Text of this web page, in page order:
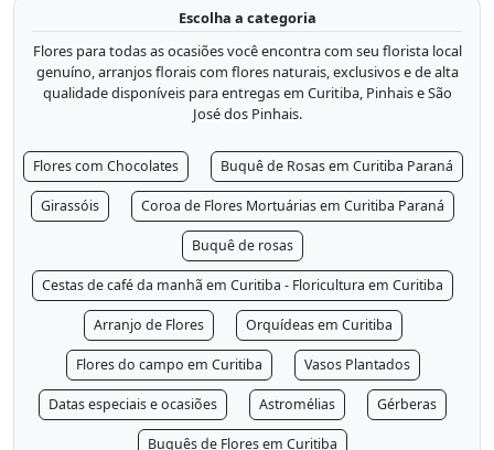
Escolha a categoria
Flores para todas as ocasiões você encontra com seu florista local
genuíno, arranjos florais com flores naturais, exclusivos e de alta
qualidade disponíveis para entregas em Curitiba, Pinhais e São
José dos Pinhais.
Flores com Chocolates Buquê de Rosas em Curitiba Paraná
Girassóis Coroa de Flores Mortuárias em Curitiba Paraná
Buquê de rosas
Cestas de café da manhã em Curitiba - Floricultura em Curitiba
Arranjo de Flores Orquídeas em Curitiba
Flores do campo em Curitiba Vasos Plantados
Datas especiais e ocasiões Astromélias Gérberas
Buquês de Flores em Curitiba